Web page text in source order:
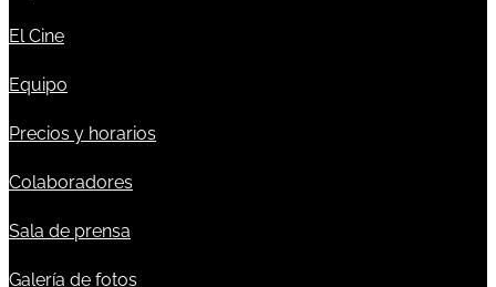
El Cine
Equipo
Precios y horarios
Colaboradores
Sala de prensa
Galería de fotos